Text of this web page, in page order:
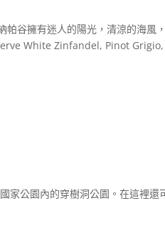
谷擁有迷人的陽光，清涼的海風
White Zinfandel, Pinot
公園內的穿樹洞公園。在這裡